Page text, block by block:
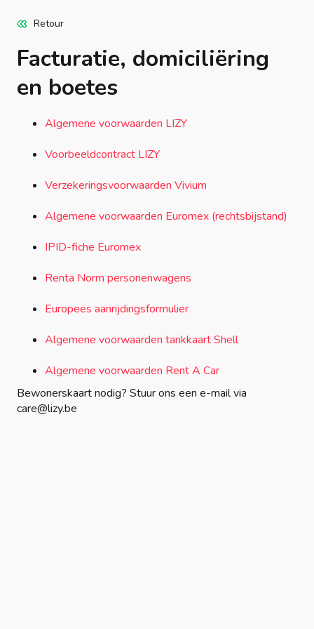
Retour
Facturatie, domiciliëring
en boetes
Algemene voorwaarden LIZY
Voorbeeldcontract LIZY
Verzekeringsvoorwaarden Vivium
Algemene voorwaarden Euromex (rechtsbijstand)
IPID-fiche Euromex
Renta Norm personenwagens
Europees aanrijdingsformulier
Algemene voorwaarden tankkaart Shell
Algemene voorwaarden Rent A Car
Bewonerskaart nodig? Stuur ons een e-mail via
care@lizy.be